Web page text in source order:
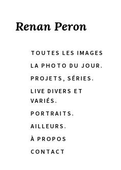
Renan Peron
TOUTES LES IMAGES
LA PHOTO DU JOUR.
PROJETS, SÉRIES.
LIVE DIVERS ET
VARIÉS.
PORTRAITS.
AILLEURS.
À PROPOS
CONTACT